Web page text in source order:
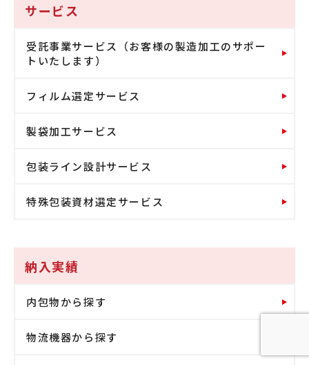
サービス
受託事業サービス（お客様の製造加工のサポー
トいたします）
フィルム選定サービス
製袋加工サービス
包装ライン設計サービス
特殊包装資材選定サービス
納入実績
内包物から探す
物流機器から探す